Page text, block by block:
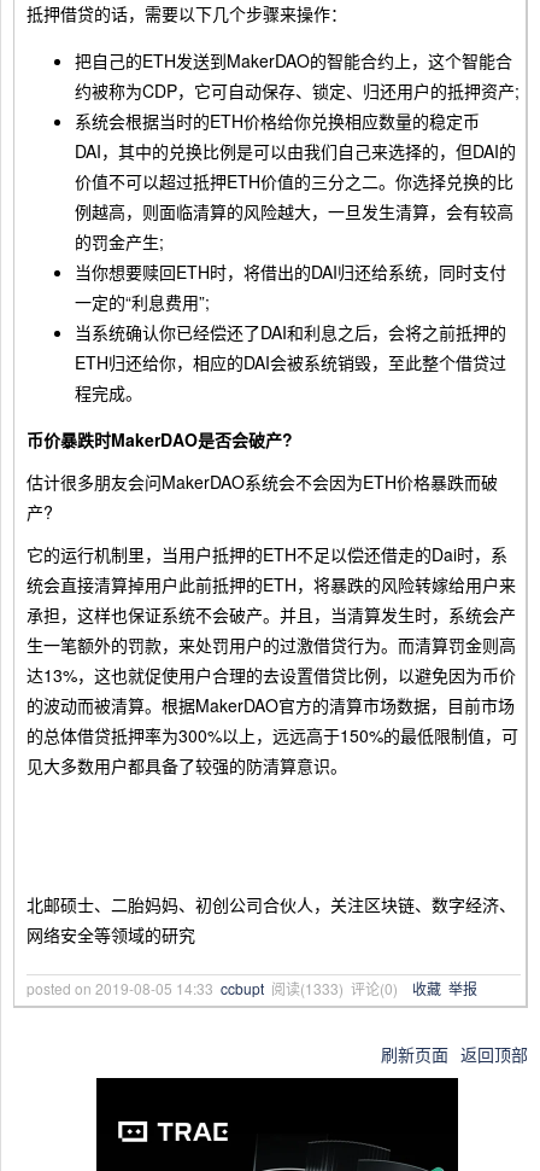
抵押借贷的话，需要以下几个步骤来操作：
把自己的ETH发送到MakerDAO的智能合约上，这个智能合
约被称为CDP，它可自动保存、锁定、归还用户的抵押资产;
系统会根据当时的ETH价格给你兑换相应数量的稳定币
DAI，其中的兑换比例是可以由我们自己来选择的，但DAI的
价值不可以超过抵押ETH价值的三分之二。你选择兑换的比
例越高，则面临清算的风险越大，一旦发生清算，会有较高
的罚金产生;
当你想要赎回ETH时，将借出的DAI归还给系统，同时支付
一定的“利息费用”;
当系统确认你已经偿还了DAI和利息之后，会将之前抵押的
ETH归还给你，相应的DAI会被系统销毁，至此整个借贷过
程完成。
币价暴跌时MakerDAO是否会破产?
估计很多朋友会问MakerDAO系统会不会因为ETH价格暴跌而破
产?
它的运行机制里，当用户抵押的ETH不足以偿还借走的Dai时，系
统会直接清算掉用户此前抵押的ETH，将暴跌的风险转嫁给用户来
承担，这样也保证系统不会破产。 并且，当清算发生时，系统会产
生一笔额外的罚款，来处罚用户的过激借贷行为。而清算罚金则高
达13%，这也就促使用户合理的去设置借贷比例，以避免因为币价
的波动而被清算。根据MakerDAO官方的清算市场数据，目前市场
的总体借贷抵押率为300%以上，远远高于150%的最低限制值，可
见大多数用户都具备了较强的防清算意识。
北邮硕士、二胎妈妈、初创公司合伙人，关注区块链、数字经济、
网络安全等领域的研究
posted on 2019-08-05 14:33 ccbupt 阅读(1333) 评论(0) 收藏 举报
刷新页面 返回顶部